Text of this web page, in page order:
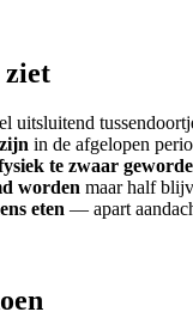
ziet
uitsluitend
in de afgelopen
te zwaar
worden maar half
eten — apart